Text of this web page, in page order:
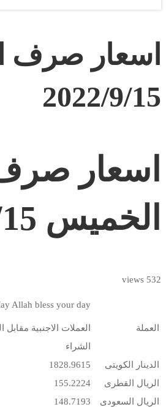
اسعار صرف
2022/9/15
اسعار صرف
الخميس 2022/9/15
532 views
Allah bless your day
العملة
العملات الاجنبية مقابل
الشراء
الدينار الكويتى
1828.9615
الريال القطرى
155.2224
الريال السعودى
148.7193